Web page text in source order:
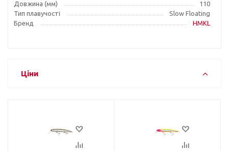
Довжина (мм)
110
Тип плавучості
Slow Floating
Бренд
HMKL
Ціни